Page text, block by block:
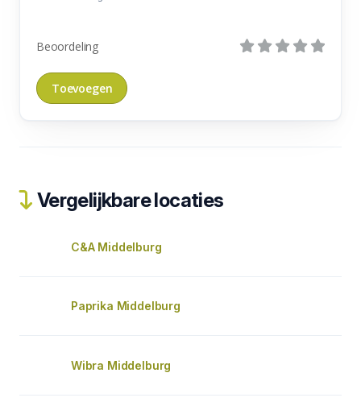
Beoordeling
Vergelijkbare locaties
C&A Middelburg
Paprika Middelburg
Wibra Middelburg